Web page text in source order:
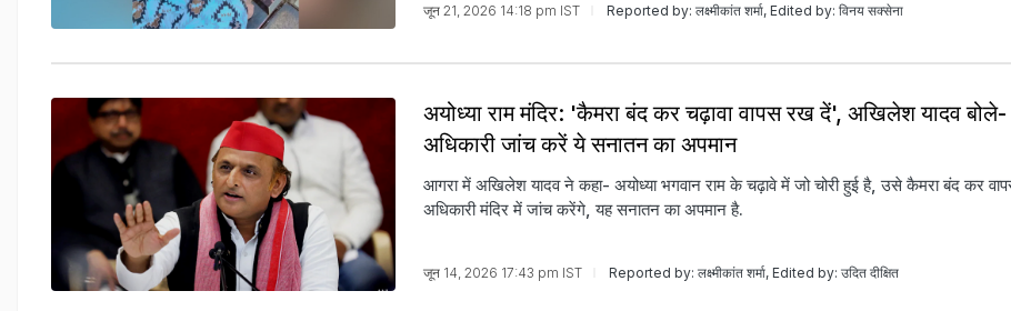
जून 21, 2026 14:18 pm IST Reported by: लक्ष्मीकांत शर्मा, Edited by: विनय सक्सेना
अयोध्या राम मंदिर: 'कैमरा बंद कर चढ़ावा वापस रख दें', अखिलेश यादव बोले-
अधिकारी जांच करें ये सनातन का अपमान
आगरा में अखिलेश यादव ने कहा- अयोध्या भगवान राम के चढ़ावे में जो चोरी हुई है, उसे कैमरा बंद कर
अधिकारी मंदिर में जांच करेंगे, यह सनातन का अपमान है.
जून 14, 2026 17:43 pm IST Reported by: लक्ष्मीकांत शर्मा, Edited by: उदित दीक्षित